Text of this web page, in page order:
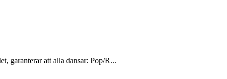
garanterar att alla dansar: Pop/R...